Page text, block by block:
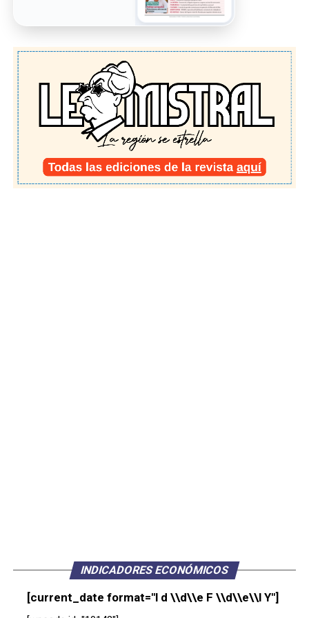
INDICADORES ECONÓMICOS
[current_date format="l d \\d\\e F \\d\\e\\l Y"]